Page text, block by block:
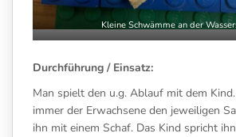
Kleine Schwämme an der
Durchführung / Einsatz:
Man spielt den u.g. Ablauf mit dem
immer der Erwachsene den jeweiligen
ihn mit einem Schaf. Das Kind spricht